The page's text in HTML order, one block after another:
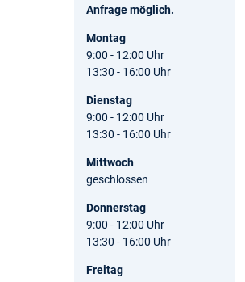
Anfrage möglich.
Montag
9:00 - 12:00 Uhr
13:30 - 16:00 Uhr
Dienstag
9:00 - 12:00 Uhr
13:30 - 16:00 Uhr
Mittwoch
geschlossen
Donnerstag
9:00 - 12:00 Uhr
13:30 - 16:00 Uhr
Freitag